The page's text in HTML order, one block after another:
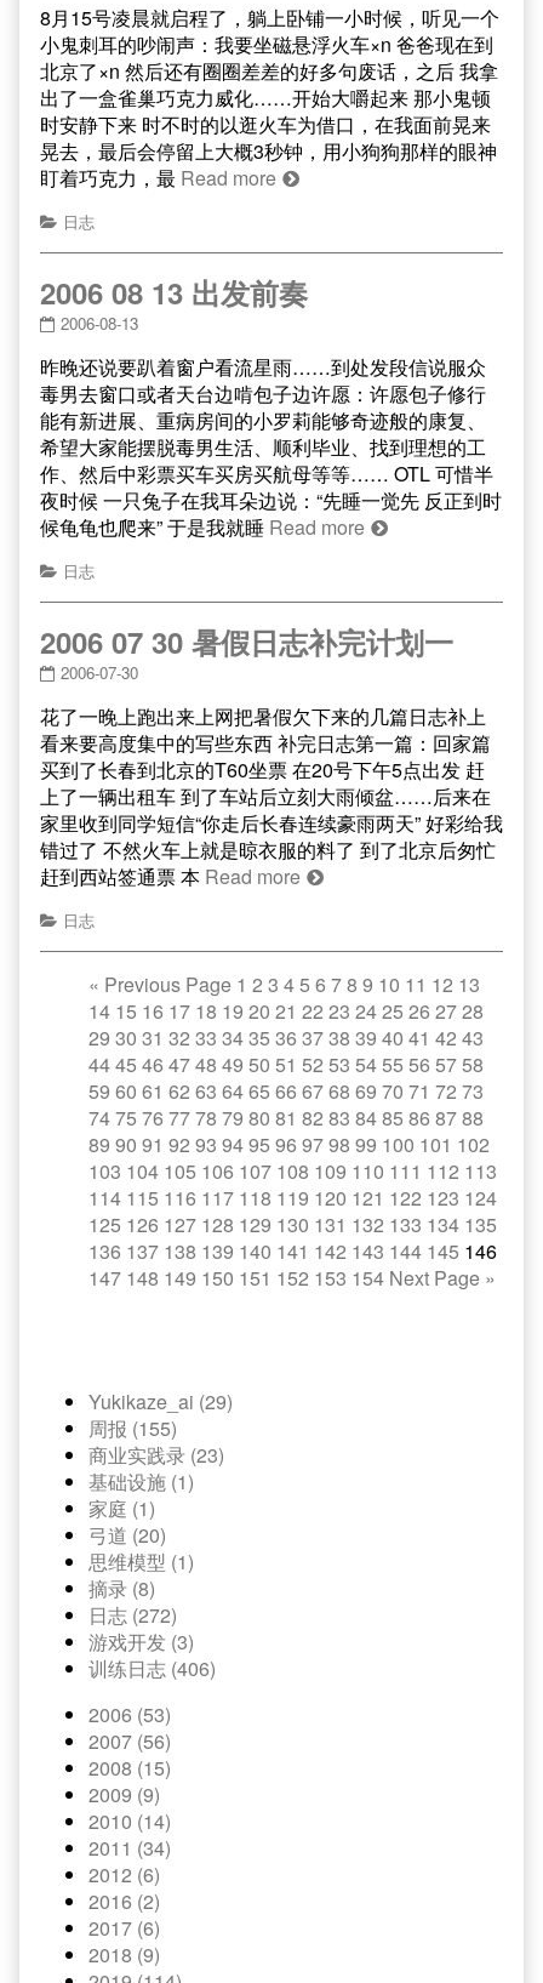
8月15号凌晨就启程了，躺上卧铺一小时候，听见一个
小鬼刺耳的吵闹声：我要坐磁悬浮火车×n 爸爸现在到
北京了×n 然后还有圈圈差差的好多句废话，之后 我拿
出了一盒雀巢巧克力威化……开始大嚼起来 那小鬼顿
时安静下来 时不时的以逛火车为借口，在我面前晃来
晃去，最后会停留上大概3秒钟，用小狗狗那样的眼神
盯着巧克力，最 Read more
日志
2006 08 13 出发前奏
2006-08-13
昨晚还说要趴着窗户看流星雨……到处发段信说服众
毒男去窗口或者天台边啃包子边许愿：许愿包子修行
能有新进展、重病房间的小罗莉能够奇迹般的康复、
希望大家能摆脱毒男生活、顺利毕业、找到理想的工
作、然后中彩票买车买房买航母等等…… OTL 可惜半
夜时候 一只兔子在我耳朵边说：“先睡一觉先 反正到时
候龟龟也爬来” 于是我就睡 Read more
日志
2006 07 30 暑假日志补完计划一
2006-07-30
花了一晚上跑出来上网把暑假欠下来的几篇日志补上
看来要高度集中的写些东西 补完日志第一篇：回家篇
买到了长春到北京的T60坐票 在20号下午5点出发 赶
上了一辆出租车 到了车站后立刻大雨倾盆……后来在
家里收到同学短信“你走后长春连续豪雨两天” 好彩给我
错过了 不然火车上就是晾衣服的料了 到了北京后匆忙
赶到西站签通票 本 Read more
日志
« Previous Page 1 2 3 45 6 78 9 10 11 12 13
14 15 16 17 18 19 20 21 22 23 2425 26 2728
29 30 31 32 33 3435 36 3738 39 40 41 42 43
4445 46 4748 49 50 51 52 53 5455 56 5758
59 60 61 62 63 6465 66 6768 69 70 71 72 73
7475 76 7778 79 80 81 82 83 8485 86 8788
89 90 91 92 93 9495 96 9798 99 100 101 102
103 104 105 106 107 108 109 110 111 112 113
114 115 116 117 118 119 120 121 122 123 124
125 126 127 128 129 130 131 132 133 134 135
136 137 138 139 140 141 142 143 144 145 146
147 148 149 150 151 152 153 154 Next Page »
Yukikaze_ai (29)
周报 (155)
商业实践录 (23)
基础设施 (1)
家庭 (1)
弓道 (20)
思维模型 (1)
摘录 (8)
日志 (272)
游戏开发 (3)
训练日志 (406)
2006 (53)
2007 (56)
2008 (15)
2009 (9)
2010 (14)
2011 (34)
2012 (6)
2016 (2)
2017 (6)
2018 (9)